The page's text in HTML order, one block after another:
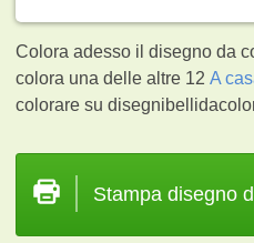
Colora adesso il disegno da
colora una delle altre 12A
colorare su
Stampa disegno